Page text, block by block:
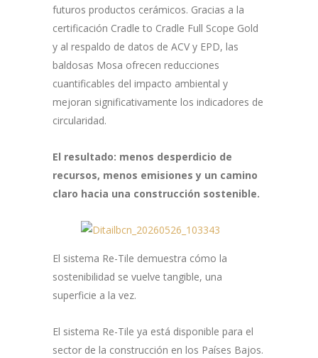
futuros productos cerámicos. Gracias a la
certificación Cradle to Cradle Full Scope Gold
y al respaldo de datos de ACV y EPD, las
baldosas Mosa ofrecen reducciones
cuantificables del impacto ambiental y
mejoran significativamente los indicadores de
circularidad.
El resultado: menos desperdicio de
recursos, menos emisiones y un camino
claro hacia una construcción sostenible.
El sistema Re-Tile demuestra cómo la
sostenibilidad se vuelve tangible, una
superficie a la vez.
El sistema Re-Tile ya está disponible para el
sector de la construcción en los Países Bajos.